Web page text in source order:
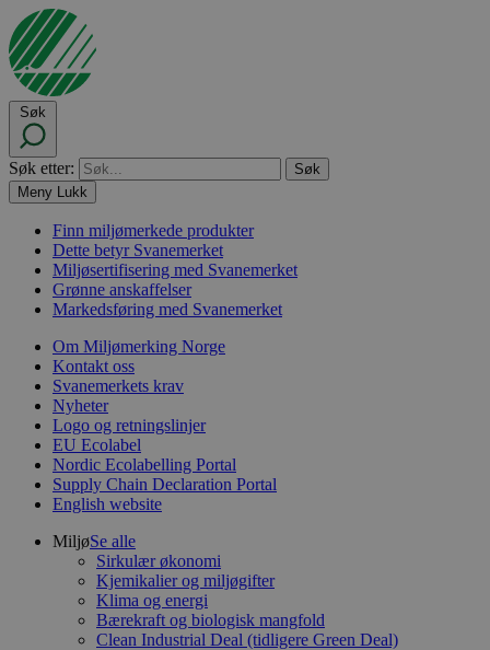
Søk
Søk etter:
Meny Lukk
Finn miljømerkede produkter
Dette betyr Svanemerket
Miljøsertifisering med Svanemerket
Grønne anskaffelser
Markedsføring med Svanemerket
Om Miljømerking Norge
Kontakt oss
Svanemerkets krav
Nyheter
Logo og retningslinjer
EU Ecolabel
Nordic Ecolabelling Portal
Supply Chain Declaration Portal
English website
MiljøSe alle
Sirkulær økonomi
Kjemikalier og miljøgifter
Klima og energi
Bærekraft og biologisk mangfold
Clean Industrial Deal (tidligere Green Deal)